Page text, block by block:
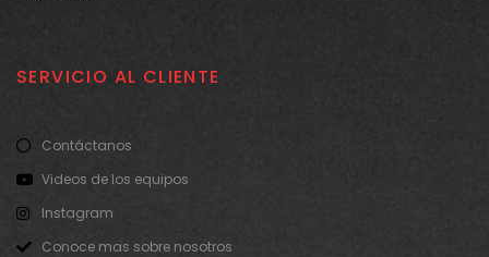
SERVICIO AL CLIENTE
Contáctanos
Videos de los equipos
Instagram
Conoce mas sobre nosotros